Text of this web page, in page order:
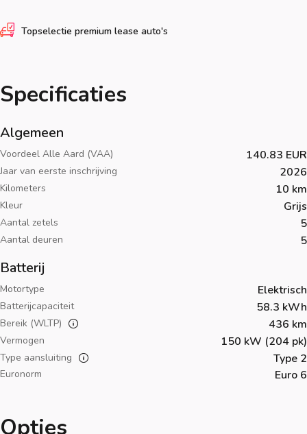
Topselectie premium lease auto's
Specificaties
Algemeen
Voordeel Alle Aard (VAA) 140.83 EUR
Jaar van eerste inschrijving 2026
Kilometers 10 km
Kleur Grijs
Aantal zetels 5
Aantal deuren 5
Batterij
Motortype Elektrisch
Batterijcapaciteit 58.3 kWh
Bereik (WLTP) 436 km
Vermogen 150 kW (204 pk)
Type aansluiting Type 2
Euronorm Euro 6
Opties